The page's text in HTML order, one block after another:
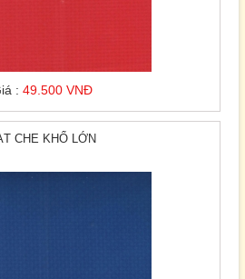
: 49.500 VNĐ
CHE KHỔ LỚN